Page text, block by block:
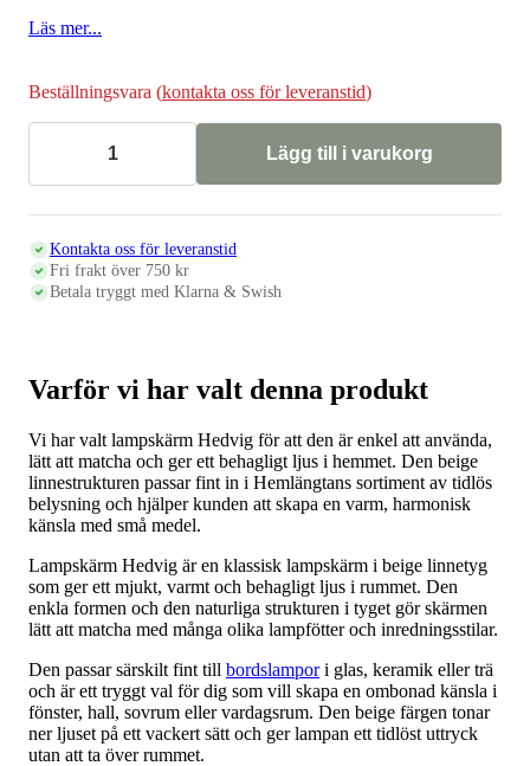
Läs mer...
Beställningsvara (kontakta oss för leveranstid)
Lampskärm
HEDVIG
27
cm
mängd
Lägg till i varukorg
Kontakta oss för leveranstid
Fri frakt över 750 kr
Betala tryggt med Klarna & Swish
Varför vi har valt denna produkt
Vi har valt lampskärm Hedvig för att den är enkel att använda,
lätt att matcha och ger ett behagligt ljus i hemmet. Den beige
linnestrukturen passar fint in i Hemlängtans sortiment av tidlös
belysning och hjälper kunden att skapa en varm, harmonisk
känsla med små medel.
Lampskärm Hedvig är en klassisk lampskärm i beige linnetyg
som ger ett mjukt, varmt och behagligt ljus i rummet. Den
enkla formen och den naturliga strukturen i tyget gör skärmen
lätt att matcha med många olika lampfötter och inredningsstilar.
Den passar särskilt fint till bordslampori glas, keramik eller trä
och är ett tryggt val för dig som vill skapa en ombonad känsla i
fönster, hall, sovrum eller vardagsrum. Den beige färgen tonar
ner ljuset på ett vackert sätt och ger lampan ett tidlöst uttryck
utan att ta över rummet.